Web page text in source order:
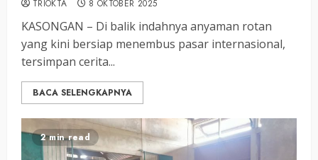
TRIOKTA 8 OKTOBER 2025
KASONGAN – Di balik indahnya anyaman rotan
yang kini bersiap menembus pasar internasional,
tersimpan cerita...
BACA SELENGKAPNYA
2 min read